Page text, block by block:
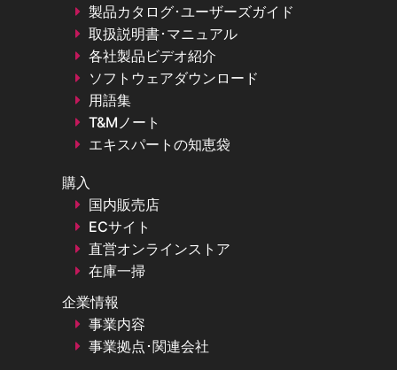
製品カタログ･ユーザーズガイド
取扱説明書･マニュアル
各社製品ビデオ紹介
ソフトウェアダウンロード
用語集
T&Mノート
エキスパートの知恵袋
購入
国内販売店
ECサイト
直営オンラインストア
在庫一掃
企業情報
事業内容
事業拠点･関連会社